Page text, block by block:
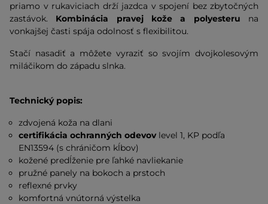
priamo v rukaviciach drží jazdca v spojení bez zbytočných
zastávok. Kombinácia pravej kože a polyesteru na
vonkajšej časti spája odolnosť s flexibilitou.
Stačí nasadiť a môžete vyraziť so svojím dvojkolesovým
miláčikom do západu slnka.
Technický popis:
zdvojená koža na dlani
certifikácia ochranných odevovlevel 1, KP podľa
EN13594 (s chráničom kĺbov)
kožené predĺženie pre ľahké navliekanie
pružné panely na bokoch a prstoch
reflexné prvky
komfortná vnútorná výstelka